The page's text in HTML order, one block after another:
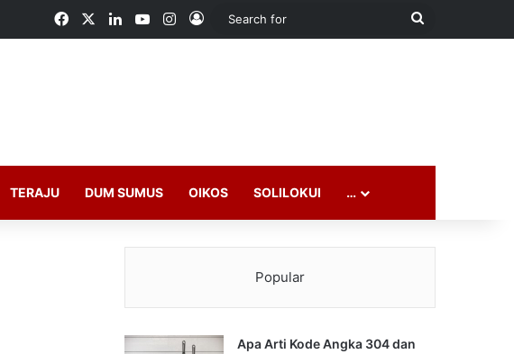
FacebookLinkedInYouTubeInstagram
Log In
Search
TERAJU DUM SUMUS OIKOS SOLILOKUI …
Popular
Apa Arti Kode Angka 304 dan